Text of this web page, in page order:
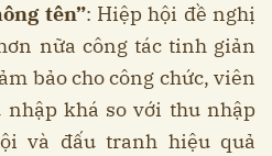
tên”: Hiệp hội đề nghị
nữa công tác tinh giản
bảo cho công chức, viên
nhập khá so với thu nhập
và đấu tranh hiệu quả